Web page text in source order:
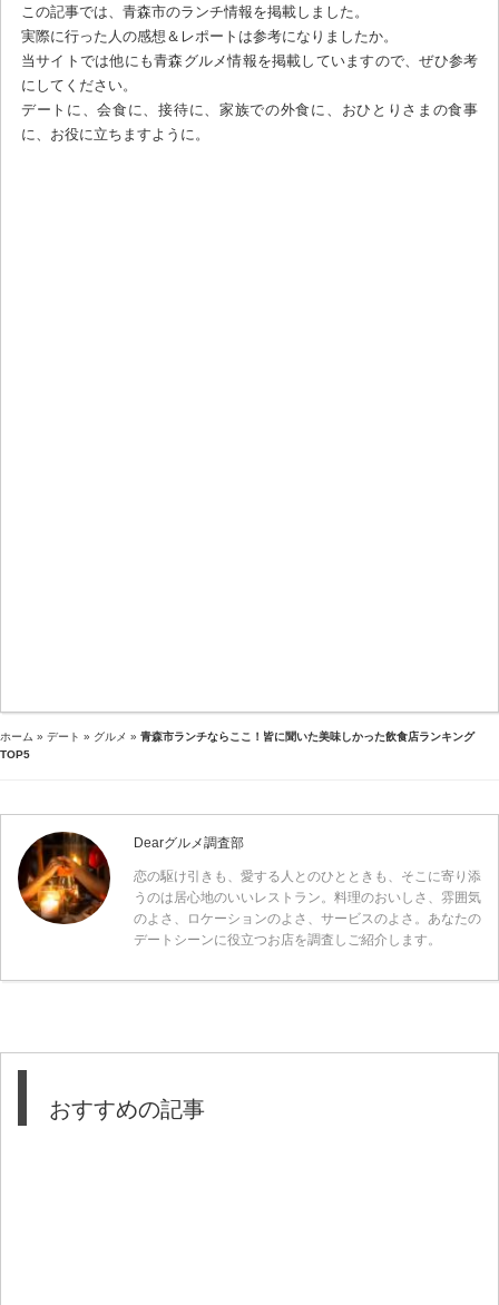
この記事では、青森市のランチ情報を掲載しました。
実際に行った人の感想＆レポートは参考になりましたか。
当サイトでは他にも青森グルメ情報を掲載していますので、ぜひ参考
にしてください。
デートに、会食に、接待に、家族での外食に、おひとりさまの食事
に、お役に立ちますように。
ホーム » デート » グルメ » 青森市ランチならここ！皆に聞いた美味しかった飲食店ランキング
TOP5
Dearグルメ調査部
恋の駆け引きも、愛する人とのひとときも、そこに寄り添
うのは居心地のいいレストラン。料理のおいしさ、雰囲気
のよさ、ロケーションのよさ、サービスのよさ。あなたの
デートシーンに役立つお店を調査しご紹介します。
おすすめの記事